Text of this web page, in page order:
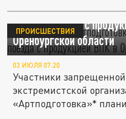
Диверсанты
подрыв поезда с
Оренбургской области
ПРОИСШЕСТВИЯ
03 ИЮЛЯ 07:20
Участники
экстремистской
«Артподготовка»*